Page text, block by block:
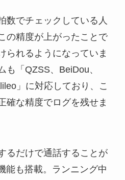
数でチェックしている人
の精度が上がったことで
られるようになっていま
も「QZSS、BeiDou、
」に対応しており、こ
確な精度でログを残せま
るだけで通話することが
能も搭載。ランニング中